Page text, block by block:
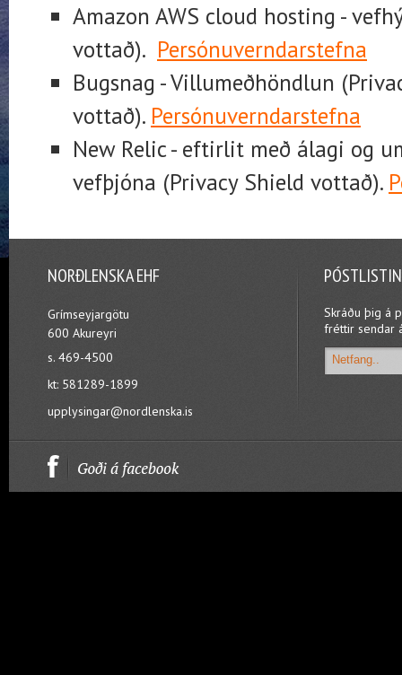
Amazon AWS cloud hosting -
vottað). Persónuverndarstefna
Bugsnag - Villumeðhöndlun
vottað). Persónuverndarstefna
New Relic - eftirlit með álagi og
vefþjóna (Privacy Shield vottað).
NORÐLENSKA EHF
Grímseyjargötu
600 Akureyri
s. 469-4500
kt: 581289-1899
upplysingar@nordlenska.is
Skráðu þig á
fréttir sendar